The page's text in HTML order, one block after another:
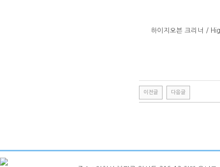
하이지오븐 크리너 /
이전글 다음글